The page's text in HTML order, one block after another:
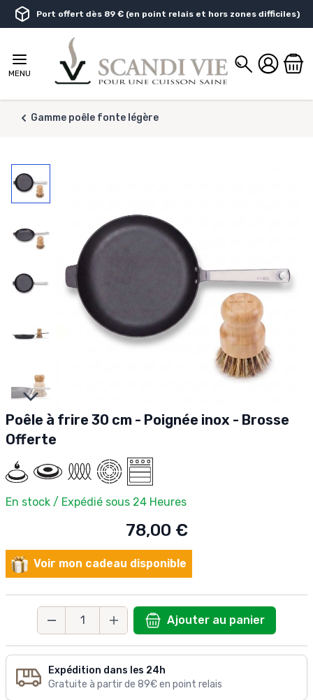
Aller au contenu
Port offert dès 89 € (en point relais et hors zones difficiles)
MENU
Chercher
Gamme poêle fonte légère
Slides suivantes
Poêle à frire 30 cm - Poignée inox - Brosse
Offerte
En stock / Expédié sous 24 Heures
78,00 €
Voir mon cadeau disponible
Quantité
Ajouter au panier
Expédition dans les 24h
Gratuite à partir de 89€ en point relais